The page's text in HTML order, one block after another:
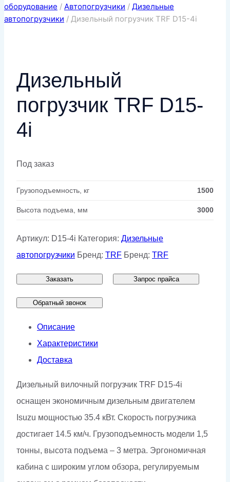
оборудование / Автопогрузчики / Дизельные
автопогрузчики / Дизельный погрузчик TRF D15-4i
Дизельный
погрузчик TRF D15-
4i
Под заказ
Грузоподъемность, кг 1500
Высота подъема, мм 3000
Артикул: D15-4i Категория: Дизельные
автопогрузчики Бренд: TRF Бренд: TRF
Заказать Запрос прайса
Обратный звонок
Описание
Характеристики
Доставка
Дизельный вилочный погрузчик TRF D15-4i
оснащен экономичным дизельным двигателем
Isuzu мощностью 35.4 кВт. Скорость погрузчика
достигает 14.5 км/ч. Грузоподъемность модели 1,5
тонны, высота подъема – 3 метра. Эргономичная
кабина с широким углом обзора, регулируемым